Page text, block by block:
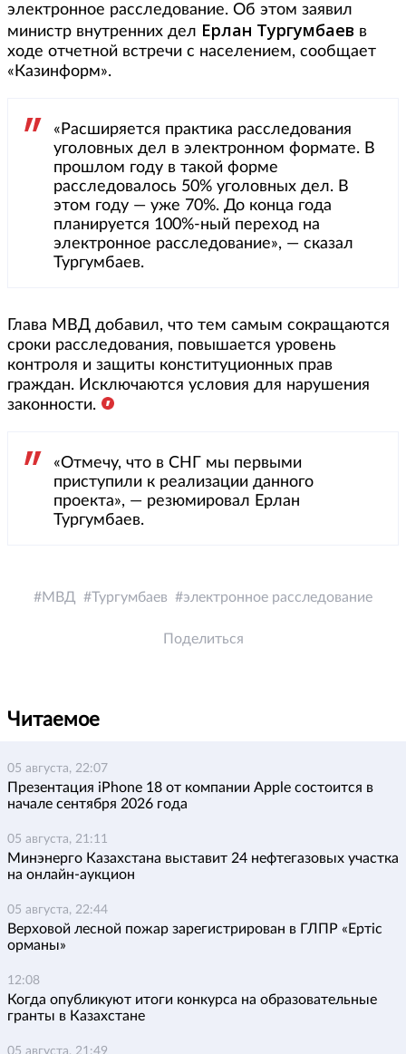
электронное расследование. Об этом заявил
министр внутренних дел Ерлан Тургумбаев в
ходе отчетной встречи с населением, сообщает
«Казинформ».
«Расширяется практика расследования
уголовных дел в электронном формате. В
прошлом году в такой форме
расследовалось 50% уголовных дел. В
этом году — уже 70%. До конца года
планируется 100%-ный переход на
электронное расследование», — сказал
Тургумбаев.
Глава МВД добавил, что тем самым сокращаются
сроки расследования, повышается уровень
контроля и защиты конституционных прав
граждан. Исключаются условия для нарушения
законности.
«Отмечу, что в СНГ мы первыми
приступили к реализации данного
проекта», — резюмировал Ерлан
Тургумбаев.
МВД Тургумбаев электронное расследование
Поделиться
Читаемое
05 августа, 22:07
Презентация iPhone 18 от компании Apple состоится в
начале сентября 2026 года
05 августа, 21:11
Минэнерго Казахстана выставит 24 нефтегазовых участка
на онлайн-аукцион
05 августа, 22:44
Верховой лесной пожар зарегистрирован в ГЛПР «Ертіс
орманы»
12:08
Когда опубликуют итоги конкурса на образовательные
гранты в Казахстане
05 августа, 21:49